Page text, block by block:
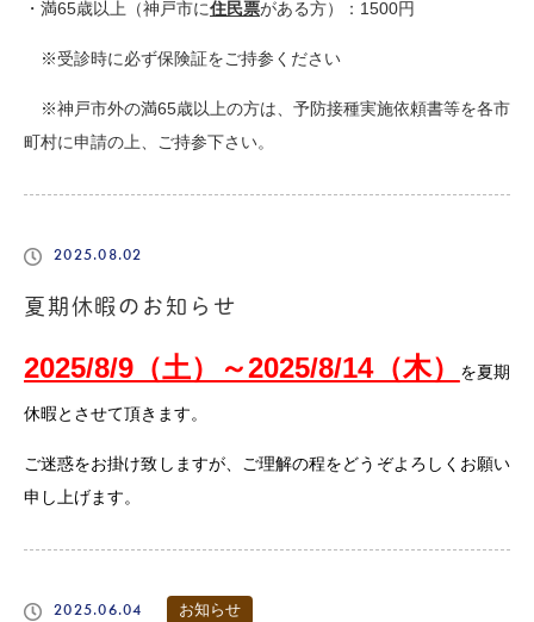
・満65歳以上（神戸市に住民票がある方）：1500円
※受診時に必ず保険証をご持参ください
※神戸市外の満65歳以上の方は、予防接種実施依頼書等を各市
町村に申請の上、ご持参下さい。
2025.08.02
夏期休暇のお知らせ
2025/8/9（土）～2025/8/14（木） を夏期
休暇とさせて頂きます。
ご迷惑をお掛け致しますが、ご理解の程をどうぞよろしくお願い
申し上げます。
2025.06.04 お知らせ